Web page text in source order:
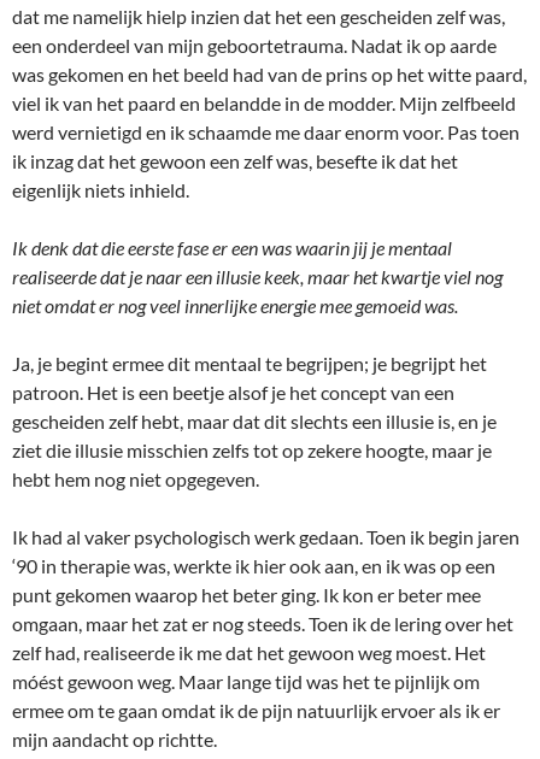
dat me namelijk hielp inzien dat het een gescheiden zelf was,
een onderdeel van mijn geboortetrauma. Nadat ik op aarde
was gekomen en het beeld had van de prins op het witte paard,
viel ik van het paard en belandde in de modder. Mijn zelfbeeld
werd vernietigd en ik schaamde me daar enorm voor. Pas toen
ik inzag dat het gewoon een zelf was, besefte ik dat het
eigenlijk niets inhield.
Ik denk dat die eerste fase er een was waarin jij je mentaal
realiseerde dat je naar een illusie keek, maar het kwartje viel nog
niet omdat er nog veel innerlijke energie mee gemoeid was.
Ja, je begint ermee dit mentaal te begrijpen; je begrijpt het
patroon. Het is een beetje alsof je het concept van een
gescheiden zelf hebt, maar dat dit slechts een illusie is, en je
ziet die illusie misschien zelfs tot op zekere hoogte, maar je
hebt hem nog niet opgegeven.
Ik had al vaker psychologisch werk gedaan. Toen ik begin jaren
‘90 in therapie was, werkte ik hier ook aan, en ik was op een
punt gekomen waarop het beter ging. Ik kon er beter mee
omgaan, maar het zat er nog steeds. Toen ik de lering over het
zelf had, realiseerde ik me dat het gewoon weg moest. Het
móést gewoon weg. Maar lange tijd was het te pijnlijk om
ermee om te gaan omdat ik de pijn natuurlijk ervoer als ik er
mijn aandacht op richtte.